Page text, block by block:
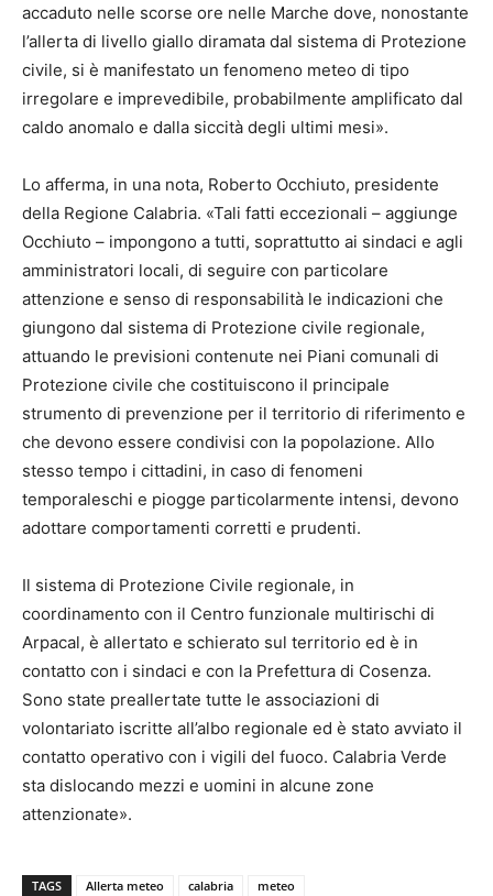
accaduto nelle scorse ore nelle Marche dove, nonostante
l’allerta di livello giallo diramata dal sistema di Protezione
civile, si è manifestato un fenomeno meteo di tipo
irregolare e imprevedibile, probabilmente amplificato dal
caldo anomalo e dalla siccità degli ultimi mesi».
Lo afferma, in una nota, Roberto Occhiuto, presidente
della Regione Calabria. «Tali fatti eccezionali – aggiunge
Occhiuto – impongono a tutti, soprattutto ai sindaci e agli
amministratori locali, di seguire con particolare
attenzione e senso di responsabilità le indicazioni che
giungono dal sistema di Protezione civile regionale,
attuando le previsioni contenute nei Piani comunali di
Protezione civile che costituiscono il principale
strumento di prevenzione per il territorio di riferimento e
che devono essere condivisi con la popolazione. Allo
stesso tempo i cittadini, in caso di fenomeni
temporaleschi e piogge particolarmente intensi, devono
adottare comportamenti corretti e prudenti.
Il sistema di Protezione Civile regionale, in
coordinamento con il Centro funzionale multirischi di
Arpacal, è allertato e schierato sul territorio ed è in
contatto con i sindaci e con la Prefettura di Cosenza.
Sono state preallertate tutte le associazioni di
volontariato iscritte all’albo regionale ed è stato avviato il
contatto operativo con i vigili del fuoco. Calabria Verde
sta dislocando mezzi e uomini in alcune zone
attenzionate».
TAGS Allerta meteo calabria meteo